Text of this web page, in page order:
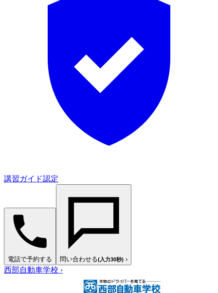
講習ガイド認定
電話で予約する 問い合わせる(入力30秒) ›
西部自動車学校 ›